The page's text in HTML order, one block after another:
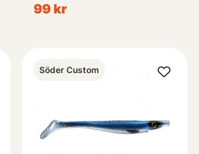
99 kr
Söder Custom